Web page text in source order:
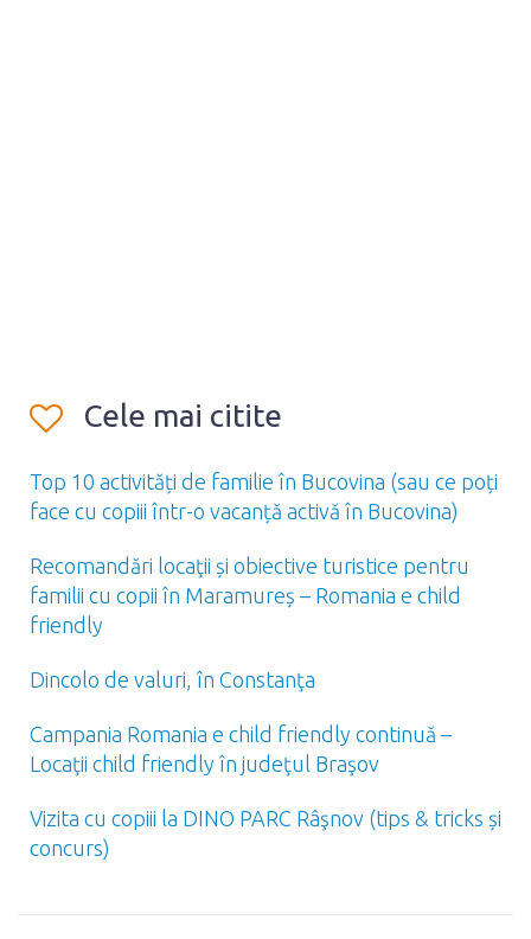
Cele mai citite
Top 10 activități de familie în Bucovina (sau ce poți
face cu copiii într-o vacanță activă în Bucovina)
Recomandări locaţii și obiective turistice pentru
familii cu copii în Maramureș – Romania e child
friendly
Dincolo de valuri, în Constanţa
Campania Romania e child friendly continuă –
Locaţii child friendly în judeţul Braşov
Vizita cu copiii la DINO PARC Râşnov (tips & tricks și
concurs)